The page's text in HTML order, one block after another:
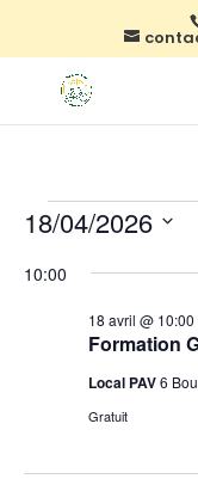
18
avril,
2026
18/04/2026
une
10:00
Formation
18 avril @ 10:00
Local PAV6
Gratuit